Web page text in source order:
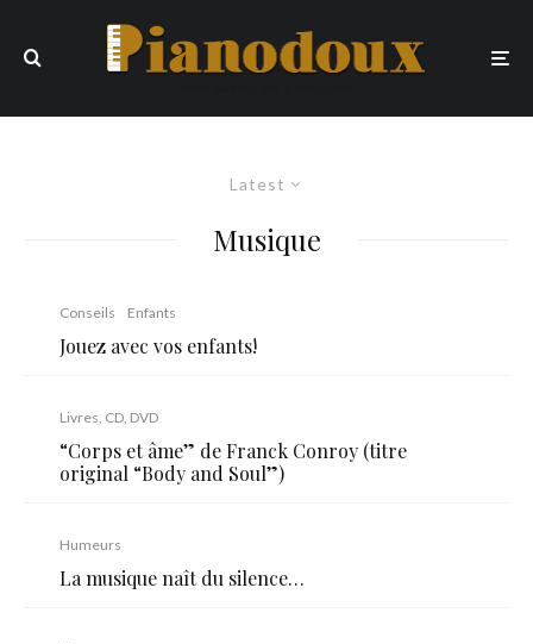
Latest
Musique
Conseils Enfants
Jouez avec vos enfants!
Livres, CD, DVD
“Corps et âme” de Franck Conroy (titre
original “Body and Soul”)
Humeurs
La musique naît du silence…